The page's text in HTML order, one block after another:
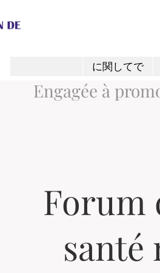
に関してで
Engagée à
Forum
santé